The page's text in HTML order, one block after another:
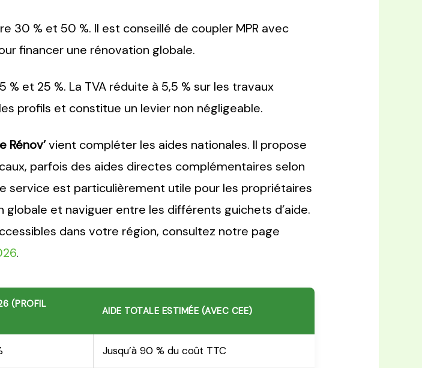
30 % et 50 %. Il est conseillé de coupler MPR avec
financer une rénovation globale.
% et 25 %. La TVA réduite à 5,5 % sur les travaux
profils et constitue un levier non négligeable.
Rénov’vient compléter les aides nationales. Il propose
parfois des aides directes complémentaires selon
service est particulièrement utile pour les propriétaires
et naviguer entre les différents guichets d’aide.
dans votre région, consultez notre page
.
(PROFIL
AIDE TOTALE ESTIMÉE (AVEC CEE)
Jusqu’à 90 % du coût TTC